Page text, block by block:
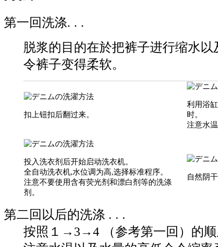
第一回洗涤. . .
脱浆的目的在於把裤子进行缩水
令裤子变得柔软。
扣上钮扣后翻过来。
利用浴
时。
注意水
投入洗衣剂后开始启动洗衣机。
全自动洗衣机,水位调为高,选择标准程序。
注意不要使用含有荧光剂和漂白剂等的洗涤
剂。
自然阴
第二回以后的洗涤 . . .
按照１→3→4 （参考第一回）的